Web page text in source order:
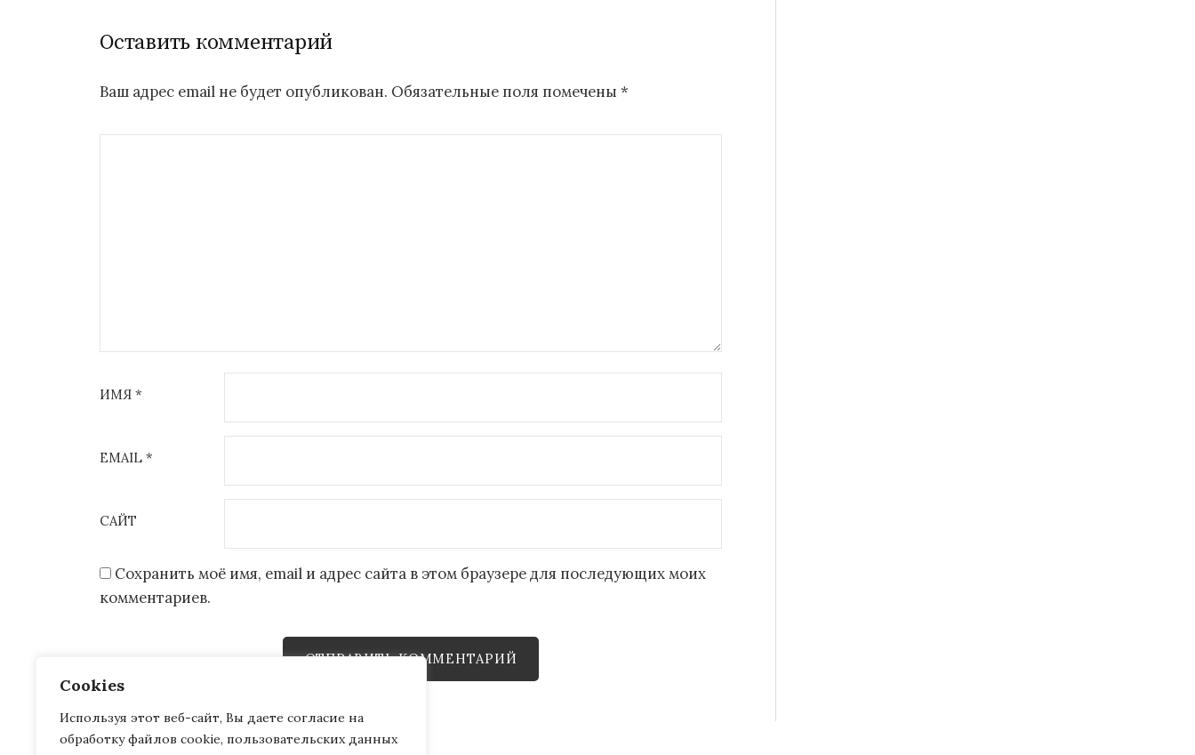
Cookies
Используя этот веб-сайт, Вы даете согласие на
обработку файлов cookie, пользовательских данных
Оставить комментарий
Ваш адрес email не будет опубликован. Обязательные поля помечены *
ИМЯ *
EMAIL *
САЙТ
Сохранить моё имя, email и адрес сайта в этом браузере для последующих моих
комментариев.